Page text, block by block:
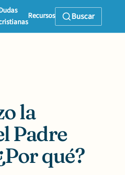
Recursos Buscar
la
Padre
qué?